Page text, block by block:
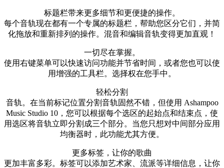
标题栏带来更多细节和更便捷的操作。
每个音轨现在都有一个专属的标题栏，帮助您区分它们，并简
化拖放和重新排列的操作。混音和编辑音轨变得更加直观！
一切尽在掌握。
使用右键菜单可以快速访问功能并节省时间，或者您也可以使
用增强的工具栏。选择权在您手中。
轻松分割
音轨。在当前标记位置分割音轨固然不错，但使用 Ashampoo
Music Studio 10，您可以根据每个选区的起始点和结束点，使
用选区将音轨立即分割成三个部分。当您只想对中间部分应用
均衡器时，此功能尤其方便。
更多标签，让你的歌曲
更加丰富多彩。标签可以添加艺术家、流派等详细信息，让你